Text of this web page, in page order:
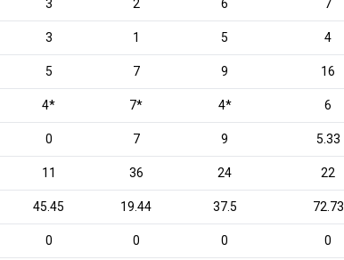
3 2 6 7
3 1 5 4
5 7 9 16
4* 7* 4* 6
0 7 9 5.33
11 36 24 22
45.45 19.44 37.5 72.73
0 0 0 0